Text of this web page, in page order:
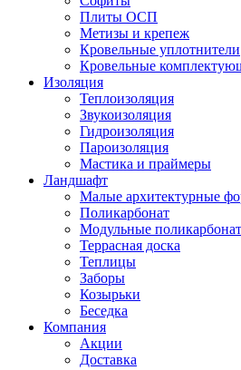
Плиты ОСП
Метизы и крепеж
Кровельные уплотнители
Кровельные
Изоляция
Теплоизоляция
Звукоизоляция
Гидроизоляция
Пароизоляция
Мастика и праймеры
Ландшафт
Малые архитектурные
Поликарбонат
Модульные
Террасная доска
Теплицы
Заборы
Козырьки
Беседка
Компания
Акции
Доставка